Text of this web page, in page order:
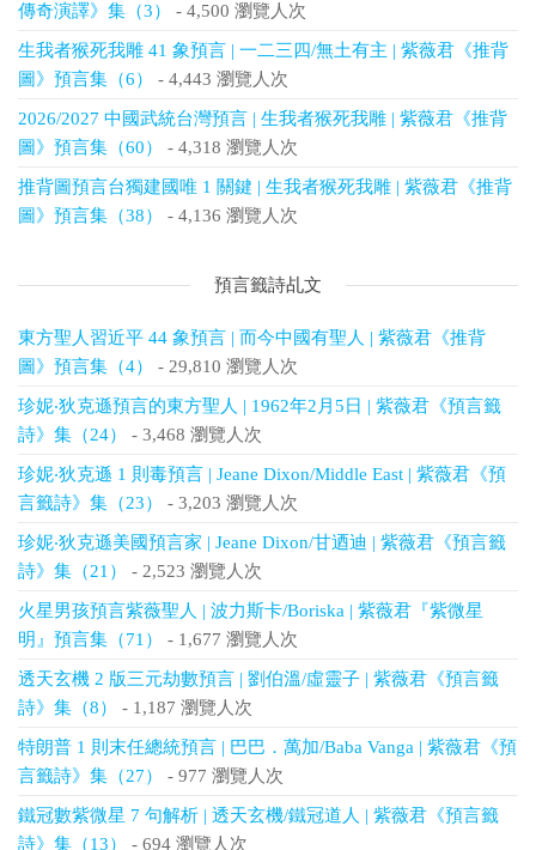
傳奇演譯》集（3）
- 4,500 瀏覽人次
生我者猴死我雕 41 象預言 | 一二三四/無土有主 | 紫薇君《推背
圖》預言集（6）
- 4,443 瀏覽人次
2026/2027 中國武統台灣預言 | 生我者猴死我雕 | 紫薇君《推背
圖》預言集（60）
- 4,318 瀏覽人次
推背圖預言台獨建國唯 1 關鍵 | 生我者猴死我雕 | 紫薇君《推背
圖》預言集（38）
- 4,136 瀏覽人次
預言籤詩乩文
東方聖人習近平 44 象預言 | 而今中國有聖人 | 紫薇君《推背
圖》預言集（4）
- 29,810 瀏覽人次
珍妮‧狄克遜預言的東方聖人 | 1962年2月5日 | 紫薇君《預言籤
詩》集（24）
- 3,468 瀏覽人次
珍妮‧狄克遜 1 則毒預言 | Jeane Dixon/Middle East | 紫薇君《預
言籤詩》集（23）
- 3,203 瀏覽人次
珍妮‧狄克遜美國預言家 | Jeane Dixon/甘迺迪 | 紫薇君《預言籤
詩》集（21）
- 2,523 瀏覽人次
火星男孩預言紫薇聖人 | 波力斯卡/Boriska | 紫薇君『紫微星
明』預言集（71）
- 1,677 瀏覽人次
透天玄機 2 版三元劫數預言 | 劉伯溫/虛靈子 | 紫薇君《預言籤
詩》集（8）
- 1,187 瀏覽人次
特朗普 1 則末任總統預言 | 巴巴．萬加/Baba Vanga | 紫薇君《預
言籤詩》集（27）
- 977 瀏覽人次
鐵冠數紫微星 7 句解析 | 透天玄機/鐵冠道人 | 紫薇君《預言籤
詩》集（13）
- 694 瀏覽人次